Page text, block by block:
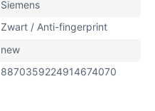
Siemens
Zwart / Anti-fingerprint
new
8870359224914674070